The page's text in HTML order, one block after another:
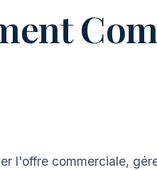
l'offre commerciale,